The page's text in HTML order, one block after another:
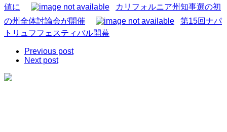
値に
カリフォルニア州知事選の初
の州全体討論会が開催
第15回ナパ
トリュフフェスティバル開幕
Previous post
Next post